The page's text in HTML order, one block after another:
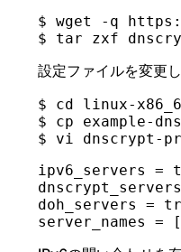
$ wget -q
設定ファイルを変更し
$ cd linux-
$ cp example-
ipv6_servers =
doh_servers =